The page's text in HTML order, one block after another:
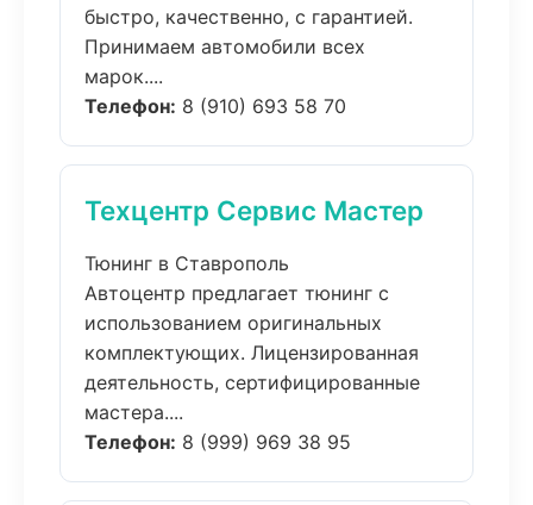
быстро, качественно, с гарантией.
Принимаем автомобили всех
марок....
Телефон: 8 (910) 693 58 70
Техцентр Сервис Мастер
Тюнинг в Ставрополь
Автоцентр предлагает тюнинг с
использованием оригинальных
комплектующих. Лицензированная
деятельность, сертифицированные
мастера....
Телефон: 8 (999) 969 38 95